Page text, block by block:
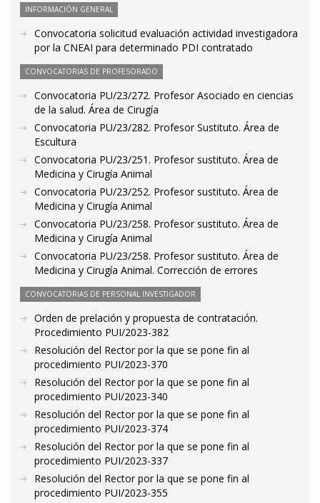
INFORMACIÓN GENERAL
Convocatoria solicitud evaluación actividad investigadora
por la CNEAI para determinado PDI contratado
CONVOCATORIAS DE PROFESORADO
Convocatoria PU/23/272. Profesor Asociado en ciencias
de la salud. Área de Cirugía
Convocatoria PU/23/282. Profesor Sustituto. Área de
Escultura
Convocatoria PU/23/251. Profesor sustituto. Área de
Medicina y Cirugía Animal
Convocatoria PU/23/252. Profesor sustituto. Área de
Medicina y Cirugía Animal
Convocatoria PU/23/258. Profesor sustituto. Área de
Medicina y Cirugía Animal
Convocatoria PU/23/258. Profesor sustituto. Área de
Medicina y Cirugía Animal. Corrección de errores
CONVOCATORIAS DE PERSONAL INVESTIGADOR
Orden de prelación y propuesta de contratación.
Procedimiento PUI/2023-382
Resolución del Rector por la que se pone fin al
procedimiento PUI/2023-370
Resolución del Rector por la que se pone fin al
procedimiento PUI/2023-340
Resolución del Rector por la que se pone fin al
procedimiento PUI/2023-374
Resolución del Rector por la que se pone fin al
procedimiento PUI/2023-337
Resolución del Rector por la que se pone fin al
procedimiento PUI/2023-355